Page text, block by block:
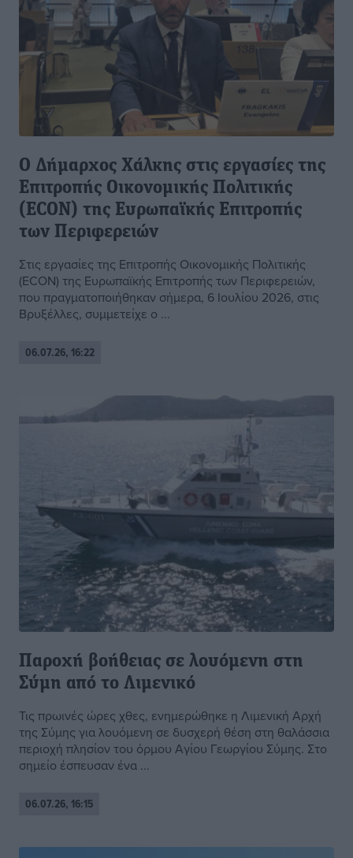
Ο Δήμαρχος Χάλκης στις εργασίες της
Επιτροπής Οικονομικής Πολιτικής
(ECON) της Ευρωπαϊκής Επιτροπής
των Περιφερειών
Στις εργασίες της Επιτροπής Οικονομικής Πολιτικής
(ECON) της Ευρωπαϊκής Επιτροπής των Περιφερειών,
που πραγματοποιήθηκαν σήμερα, 6 Ιουλίου 2026, στις
Βρυξέλλες, συμμετείχε ο ...
06.07.26, 16:22
Παροχή βοήθειας σε λουόμενη στη
Σύμη από το Λιμενικό
Τις πρωινές ώρες χθες, ενημερώθηκε η Λιμενική Αρχή
της Σύμης για λουόμενη σε δυσχερή θέση στη θαλάσσια
περιοχή πλησίον του όρμου Αγίου Γεωργίου Σύμης. Στο
σημείο έσπευσαν ένα ...
06.07.26, 16:15